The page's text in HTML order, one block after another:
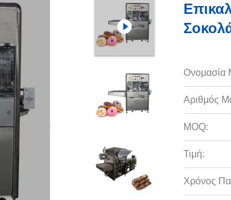
Ονομασία
Αριθμός
MOQ:
Τιμή:
Χρόνος